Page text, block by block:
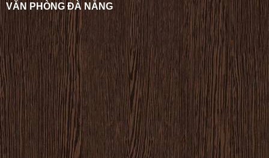
VĂN PHÒNG ĐÀ NẴNG